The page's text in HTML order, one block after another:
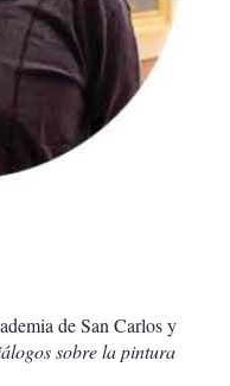
de San Carlos y
sobre la pintura